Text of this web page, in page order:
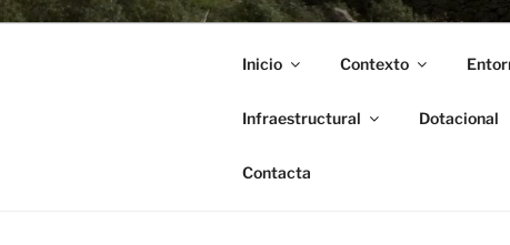
Inicio Contexto
Infraestructural Dotacional
Contacta